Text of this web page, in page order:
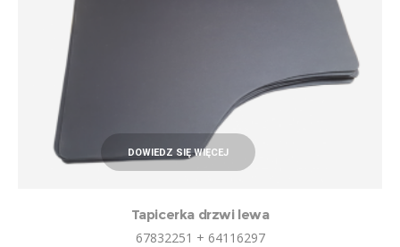
DOWIEDZ SIĘ WIĘCEJ
Tapicerka drzwi lewa
67832251 + 64116297